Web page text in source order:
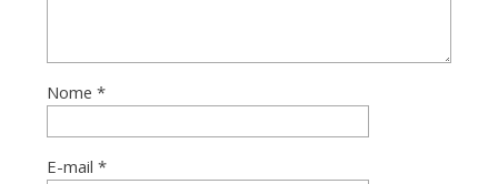
Nome *
E-mail *